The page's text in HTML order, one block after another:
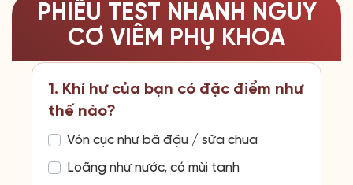
PHIẾU TEST NHANH NGUY
CƠ VIÊM PHỤ KHOA
1. Khí hư của bạn có đặc điểm như
thế nào?
Vón cục như bã đậu / sữa chua
Loãng như nước, có mùi tanh